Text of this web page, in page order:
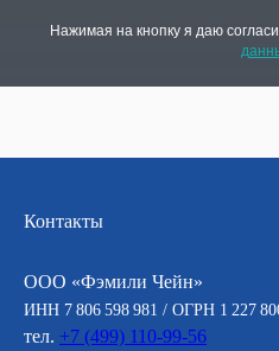
Нажимая на кнопку я даю
Контакты
ООО «Фэмили Чейн»
ИНН 7 806 598 981 / ОГРН 1 227
тел. +7 (499) 110-99-56